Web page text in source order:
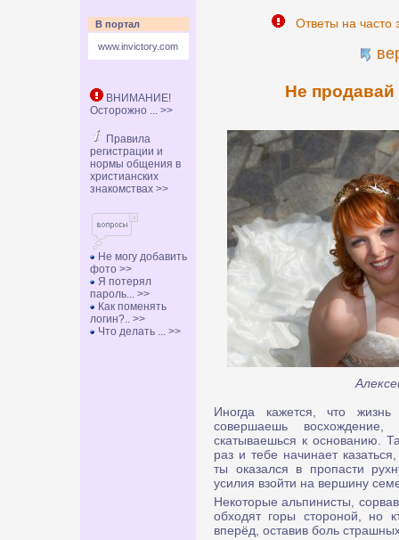
В портал
www.invictory.com
ВНИМАНИЕ!
Осторожно ... >>
Правила
регистрации и
нормы общения в
христианских
знакомствах >>
Не могу добавить
фото >>
Я потерял
пароль... >>
Как поменять
логин?.. >>
Что делать ... >>
Ответы на часто
Не
Иногда кажется, что
совершаешь
скатываешься к основанию.
раз и тебе начинает
ты оказался в пропасти
усилия взойти на вершину
Некоторые альпинисты,
обходят горы стороной, но
вперёд, оставив боль